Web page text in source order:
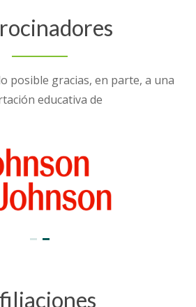
posible gracias, en parte, a una
educativa de